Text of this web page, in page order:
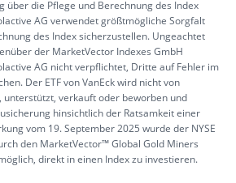
über die Pflege und Berechnung des Index
AG verwendet größtmögliche Sorgfalt
des Index sicherzustellen. Ungeachtet
der MarketVector Indexes GmbH
AG nicht verpflichtet, Dritte auf Fehler im
Der ETF von VanEck wird nicht von
unterstützt, verkauft oder beworben und
hinsichtlich der Ratsamkeit einer
vom 19. September 2025 wurde der NYSE
den MarketVector™ Global Gold Miners
direkt in einen Index zu investieren.